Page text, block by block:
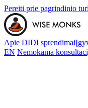
Pereiti prie pagrindinio
Apie DIDI sprendimai
EN Nemokama